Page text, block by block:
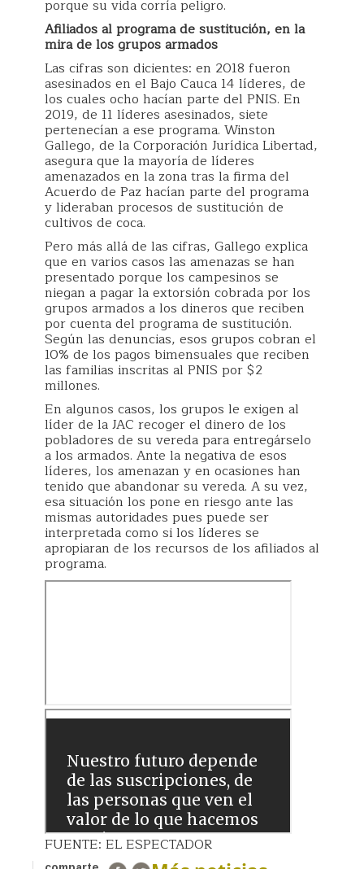
porque su vida corría peligro.
Afiliados al programa de sustitución, en la
mira de los grupos armados
Las cifras son dicientes: en 2018 fueron
asesinados en el Bajo Cauca 14 líderes, de
los cuales ocho hacían parte del PNIS. En
2019, de 11 líderes asesinados, siete
pertenecían a ese programa. Winston
Gallego, de la Corporación Jurídica Libertad,
asegura que la mayoría de líderes
amenazados en la zona tras la firma del
Acuerdo de Paz hacían parte del programa
y lideraban procesos de sustitución de
cultivos de coca.
Pero más allá de las cifras, Gallego explica
que en varios casos las amenazas se han
presentado porque los campesinos se
niegan a pagar la extorsión cobrada por los
grupos armados a los dineros que reciben
por cuenta del programa de sustitución.
Según las denuncias, esos grupos cobran el
10% de los pagos bimensuales que reciben
las familias inscritas al PNIS por $2
millones.
En algunos casos, los grupos le exigen al
líder de la JAC recoger el dinero de los
pobladores de su vereda para entregárselo
a los armados. Ante la negativa de esos
líderes, los amenazan y en ocasiones han
tenido que abandonar su vereda. A su vez,
esa situación los pone en riesgo ante las
mismas autoridades pues puede ser
interpretada como si los líderes se
apropiaran de los recursos de los afiliados al
programa.
FUENTE: EL ESPECTADOR